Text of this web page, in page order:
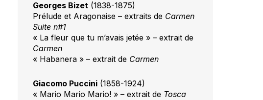
Georges Bizet(1838-1875)
Prélude et Aragonaise – extraits de Carmen
Suite n#1
« La fleur que tu m’avais jetée » – extrait de
Carmen
« Habanera » – extrait de Carmen
Giacomo Puccini(1858-1924)
« Mario Mario Mario! » – extrait de Tosca